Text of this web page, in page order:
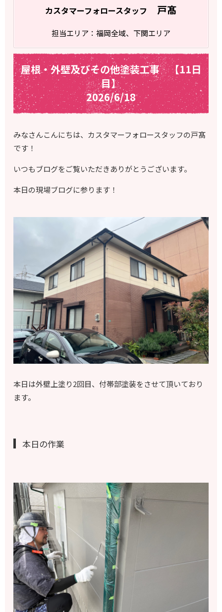
カスタマーフォロースタッフ 戸髙
担当エリア：福岡全域、下関エリア
屋根・外壁及びその他塗装工事 【11日
目】
2026/6/18
みなさんこんにちは、カスタマーフォロースタッフの戸髙
です！
いつもブログをご覧いただきありがとうございます。
本日の現場ブログに参ります！
本日は外壁上塗り2回目、付帯部塗装をさせて頂いており
ます。
本日の作業